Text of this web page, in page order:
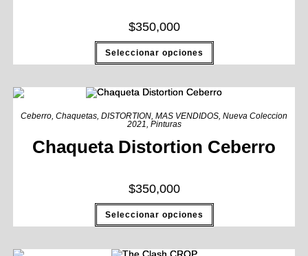
$350,000
Seleccionar opciones
Ceberro, Chaquetas, DISTORTION, MAS VENDIDOS, Nueva Coleccion
2021, Pinturas
Chaqueta Distortion Ceberro
$350,000
Seleccionar opciones